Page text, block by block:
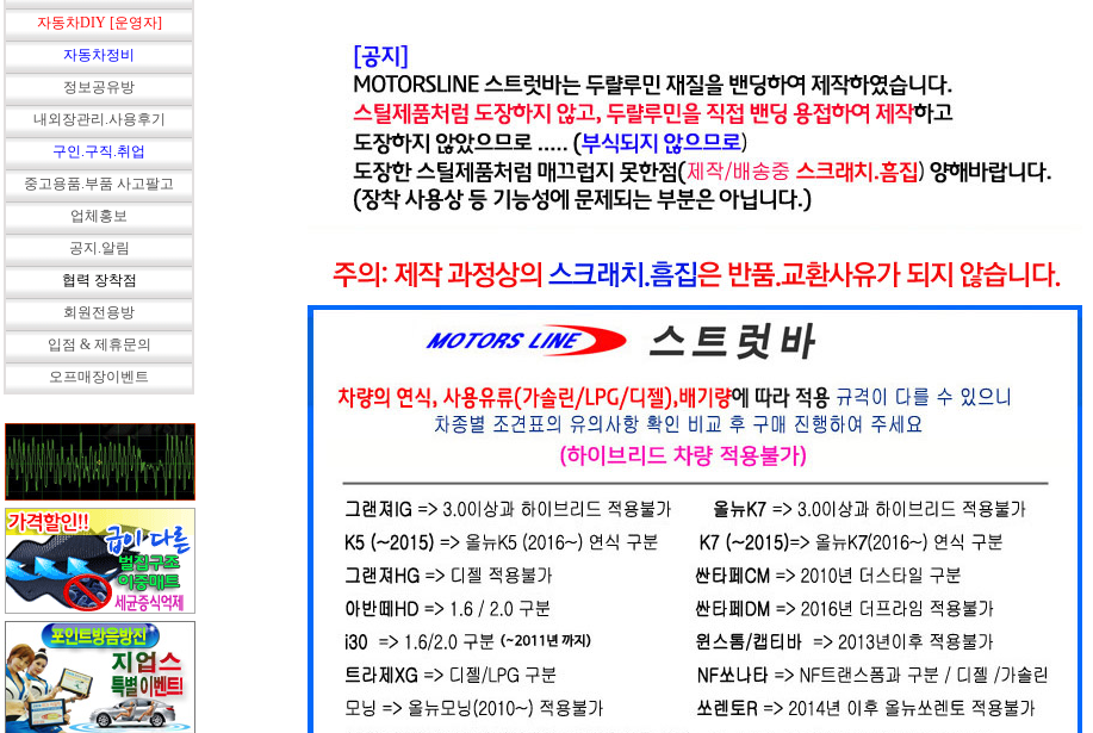
자동차DIY [운영자]
자동차정비
정보공유방
내외장관리.사용후기
구인.구직.취업
중고용품.부품 사고팔고
업체홍보
공지.알림
협력 장착점
회원전용방
입점 & 제휴문의
오프매장이벤트